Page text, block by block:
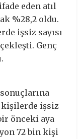
eden atıl
%28,2 oldu.
işsiz sayısı
Genç
kişilerde işsiz
önceki aya
72 bin kişi